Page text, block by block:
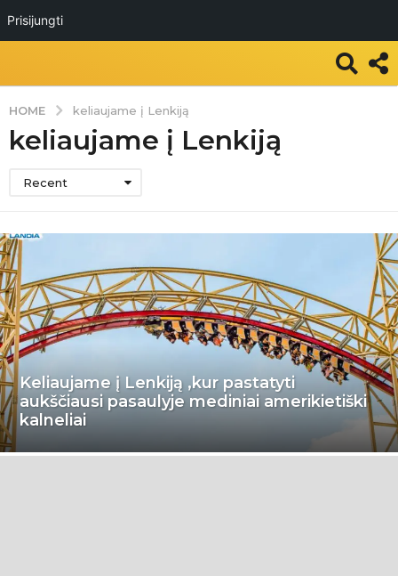
Prisijungti
HOME keliaujame į Lenkiją
keliaujame į Lenkiją
Recent
Keliaujame į Lenkiją ,kur pastatyti
aukščiausi pasaulyje mediniai amerikietiški
kalneliai